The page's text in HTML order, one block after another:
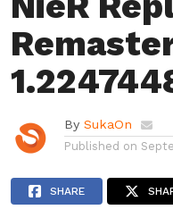
By SukaOn
Published on
SHARE